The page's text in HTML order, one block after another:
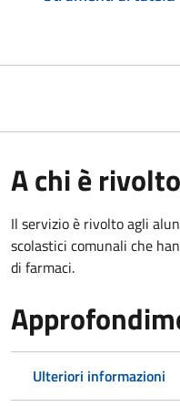
A chi è rivolto
Il servizio è rivolto agli
scolastici comunali che
di farmaci.
Ulteriori informazioni